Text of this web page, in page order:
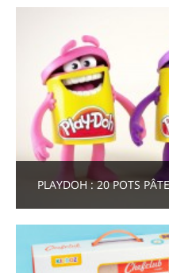
PLAYDOH : 20 POTS